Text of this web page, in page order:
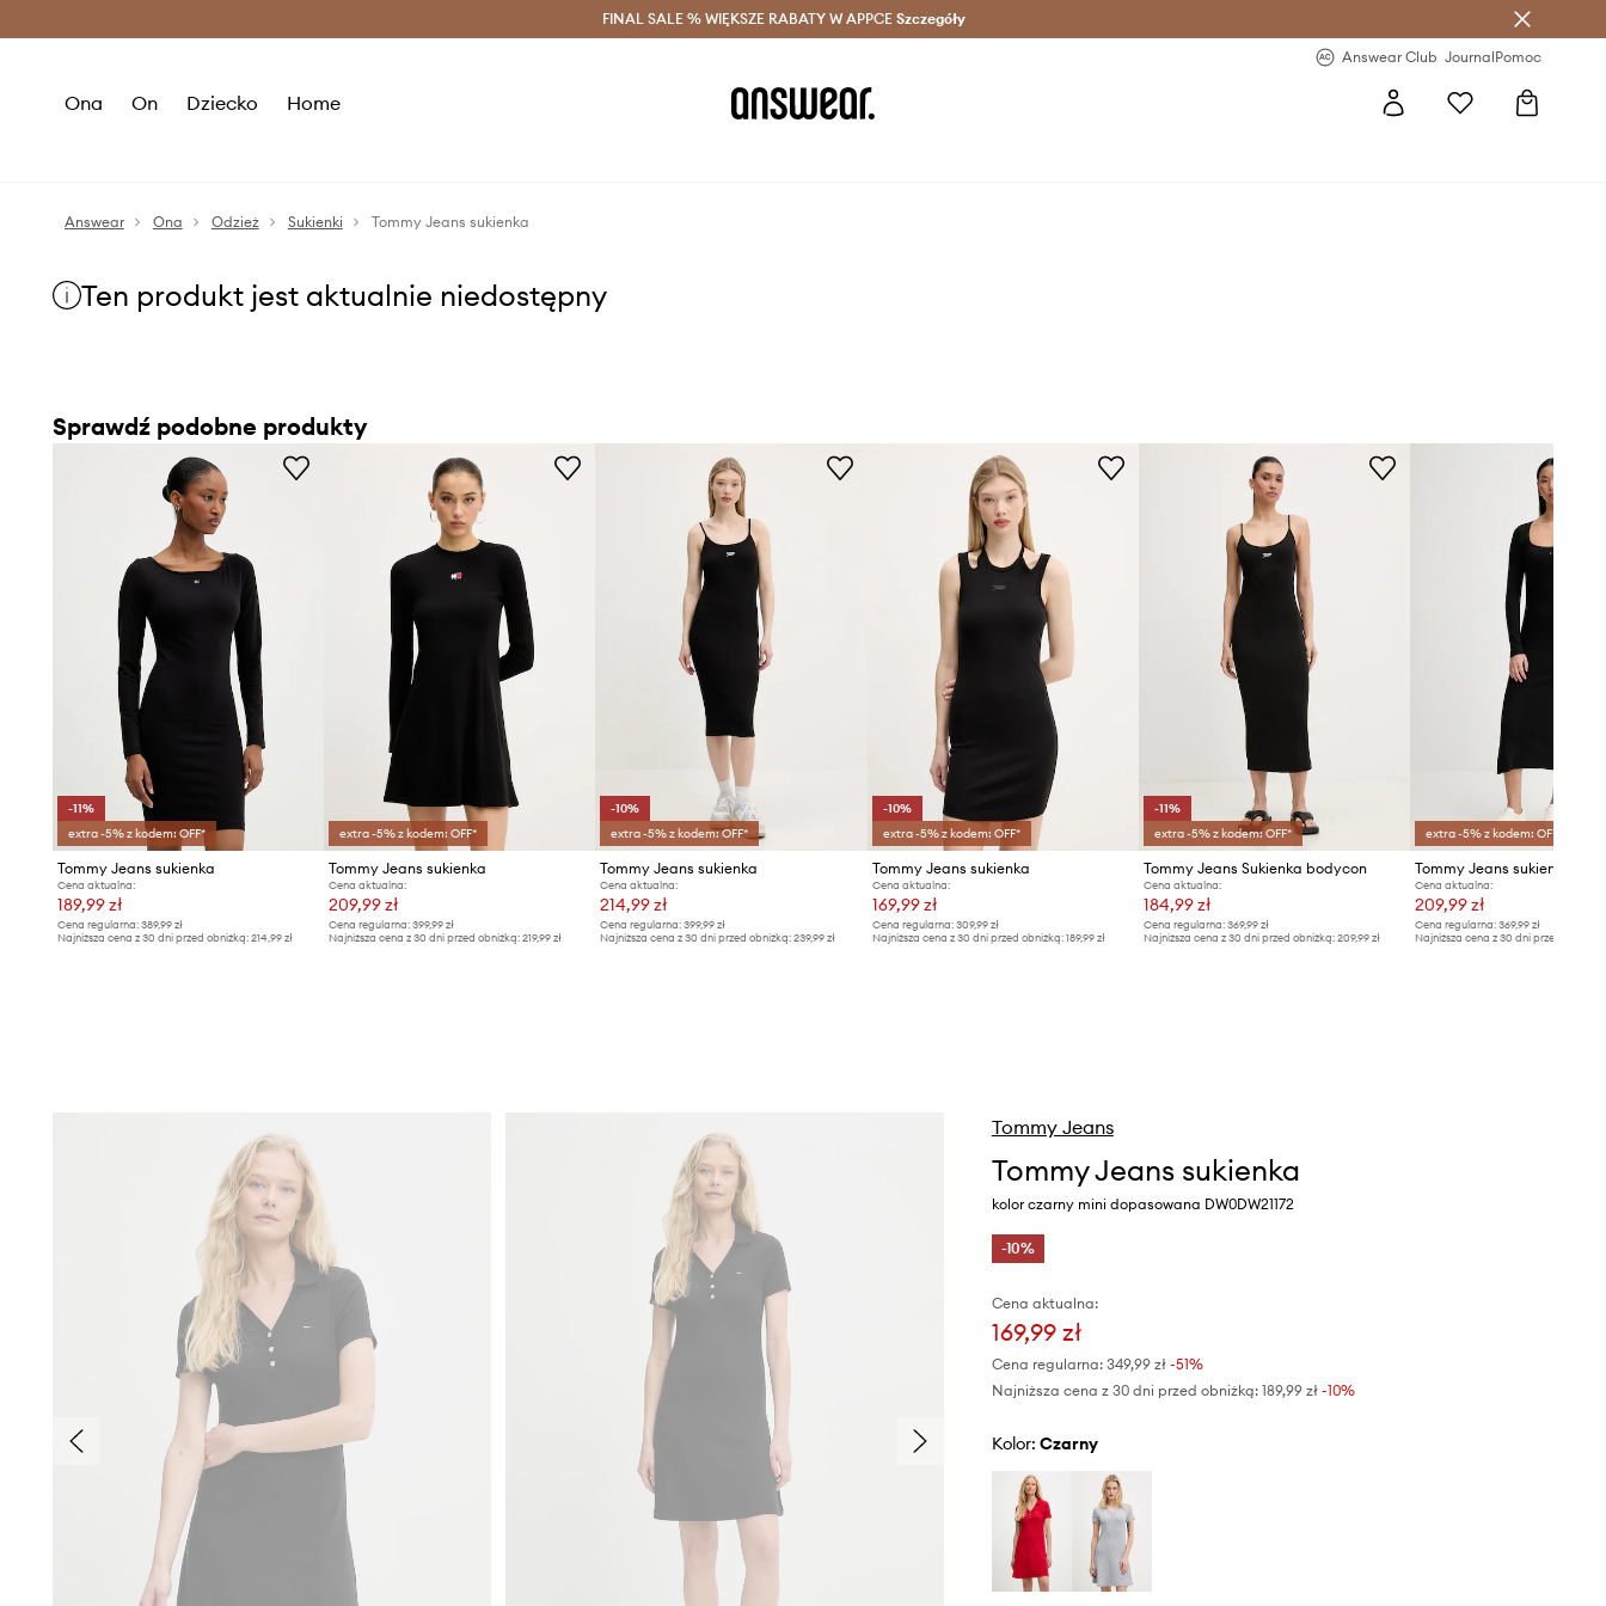
Oszczędzaj z Answear Club > Dostawa nawet w 24h >
FINAL SALE % WIĘKSZE RABATY W APPCE Szczegóły
Answear Club JournalPomoc
Ona On Dziecko Home
Answear Ona Odzież Sukienki Tommy Jeans sukienka
Ten produkt jest aktualnie niedostępny
Sprawdź podobne produkty
-11%
extra -5% z kodem: OFF*
Tommy Jeans sukienka
Cena aktualna:
189,99 zł
Cena regularna: 389,99 zł
Najniższa cena z 30 dni przed obniżką: 214,99 zł
extra -5% z kodem: OFF*
Tommy Jeans sukienka
Cena aktualna:
209,99 zł
Cena regularna:399,99 zł
Najniższa cena z 30 dni przed obniżką:219,99 zł
-10%
extra -5% z kodem: OFF*
Tommy Jeans sukienka
Cena aktualna:
214,99 zł
Cena regularna: 399,99 zł
Najniższa cena z 30 dni przed obniżką: 239,99 zł
-10%
extra -5% z kodem: OFF*
Tommy Jeans sukienka
Cena aktualna:
169,99 zł
Cena regularna: 309,99 zł
Najniższa cena z 30 dni przed obniżką: 189,99 zł
-11%
extra -5% z kodem: OFF*
Tommy Jeans Sukienka bodycon
Cena aktualna:
184,99 zł
Cena regularna:369,99 zł
Najniższa cena z 30 dni przed obniżką:209,99 zł
extra -5% z kodem: OFF*
Tommy Jeans sukienka
Cena aktualna:
209,99 zł
Cena regularna: 369,99 zł
Najniższa cena z 30 dni przed obniżką:
Tommy Jeans
Tommy Jeans sukienka
kolor czarny mini dopasowana DW0DW21172
-10%
Cena aktualna:
169,99 zł
Cena regularna: 349,99 zł-51%
Najniższa cena z 30 dni przed obniżką: 189,99 zł -10%
Kolor: czarny